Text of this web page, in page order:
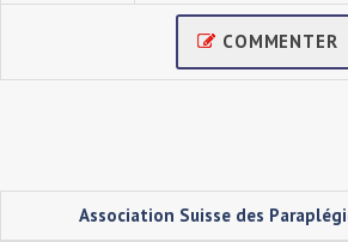
COMMENTER
Association Suisse des